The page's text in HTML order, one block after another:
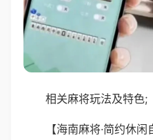
相关麻将玩法及特色;
【海南麻将·简约休